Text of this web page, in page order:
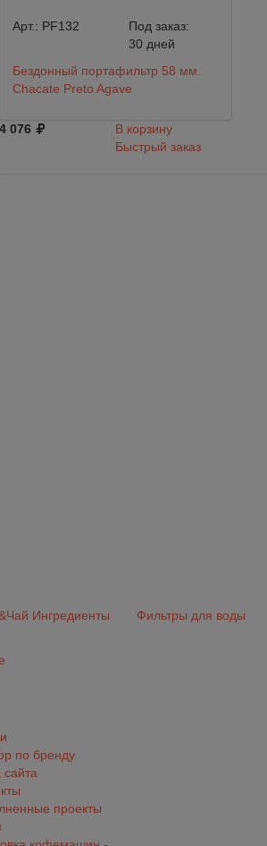
Арт.: PF132
Под заказ:
30 дней
Бездонный портафильтр 58 мм.
Chacate Preto Agave
4 076
В корзину
Быстрый заказ
Ингредиенты Фильтры для воды
по бренду
сайта
проекты